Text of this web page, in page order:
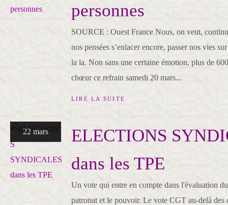
personnes
SOURCE : Ouest France Nous, on veut,
nos pensées s’enlacer encore, passer nos vies
la la. Non sans une certaine émotion, plus de
chœur ce refrain samedi 20 mars...
LIRE LA SUITE
22 mars
ELECTIONS
dans les TPE
Un vote qui entre en compte dans l'évaluation
patronat et le pouvoir. Le vote CGT au-delà des